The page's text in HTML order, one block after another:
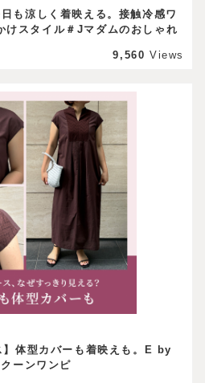
も涼しく着映える。接触冷感ワ
けスタイル＃Jマダムのおしゃれ
9,560 Views
】体型カバーも着映えも。E by
ーンワンピ